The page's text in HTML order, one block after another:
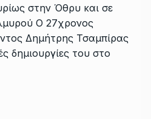
στην Όθρυ και σε
Ο 27χρονος
Δημήτρης Τσαμπίρας
δημιουργίες του στο